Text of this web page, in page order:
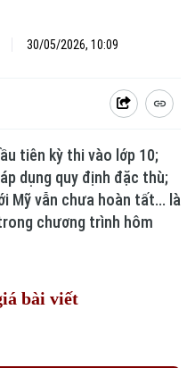
30/05/2026, 10:09
tiên kỳ thi vào lớp 10;
dụng quy định đặc thù;
Mỹ vẫn chưa hoàn tất... là
chương trình hôm
bài viết